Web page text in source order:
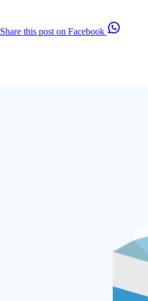
Share this post on Facebook